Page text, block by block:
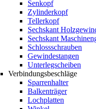
Senkopf
Zylinderkopf
Tellerkopf
Sechskant
Sechskant
Schlossschrauben
Gewindestangen
Unterlegscheiben
Verbindungsbeschläge
Sparrenhalter
Balkenträger
Lochplatten